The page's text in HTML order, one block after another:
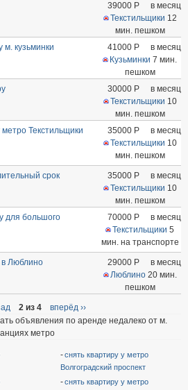
39000 Р
в месяц
Текстильщики 12
мин. пешком
м. кузьминки
41000 Р
в месяц
Кузьминки 7 мин.
пешком
30000 Р
в месяц
Текстильщики 10
мин. пешком
Текстильщики
35000 Р
в месяц
Текстильщики 10
мин. пешком
срок
35000 Р
в месяц
Текстильщики 10
мин. пешком
для большого
70000 Р
в месяц
Текстильщики 5
мин. на транспорте
в Люблино
29000 Р
в месяц
Люблино20 мин.
пешком
2 из 4
вперёд ››
объявления по аренде недалеко от м.
метро
снять квартиру у метро
Волгоградский проспект
снять квартиру у метро